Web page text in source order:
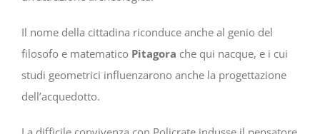
Il nome della cittadina riconduce anche al genio del
filosofo e matematico Pitagora che qui nacque, e i cui
studi geometrici influenzarono anche la progettazione
dell’acquedotto.